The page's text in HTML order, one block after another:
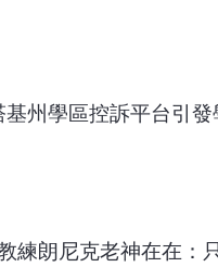
州學區控訴平台引發
朗尼克老神在在：